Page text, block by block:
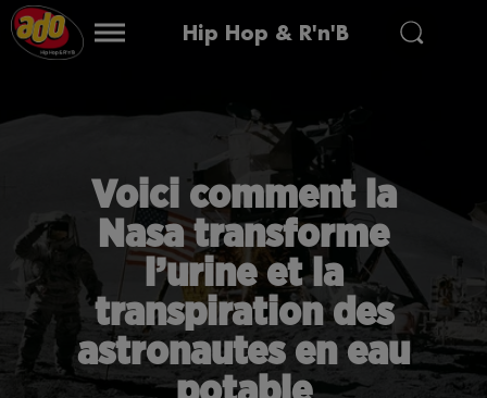
Hip Hop & R'n'B
Voici comment la
Nasa transforme
l’urine et la
transpiration des
astronautes en eau